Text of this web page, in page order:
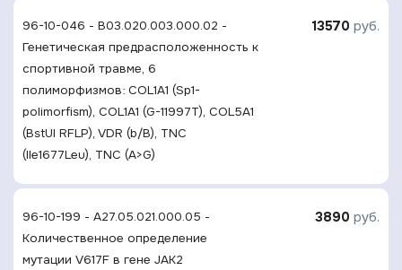
96-10-046 - B03.020.003.000.02 -
Генетическая предрасположенность к
спортивной травме, 6
полиморфизмов: COL1A1 (Sp1-
polimorfism), COL1A1 (G-11997T), COL5A1
(BstUI RFLP), VDR (b/B), TNC
(Ile1677Leu), TNC (A>G)
13570 руб.
96-10-199 - A27.05.021.000.05 -
Количественное определение
мутации V617F в гене JAK2
3890 руб.